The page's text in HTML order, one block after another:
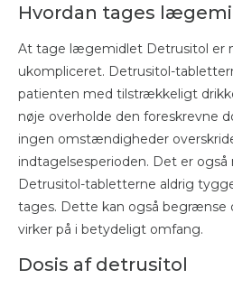
Hvordan tages
At tage lægemidlet Detrusitol er
ukompliceret. Detrusitol-
patienten med tilstrækkeligt
nøje overholde den foreskrevne
ingen omstændigheder
indtagelsesperioden. Det er
Detrusitol-tabletterne aldrig
tages. Dette kan også
virker på i betydeligt omfang.
Dosis af detrusitol